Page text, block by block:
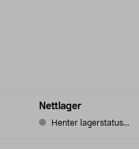
Nettlager
Henter lagerstatus...